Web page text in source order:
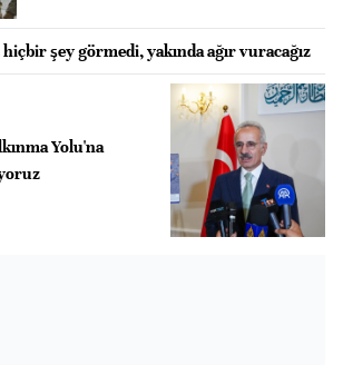
şey görmedi, yakında ağır vuracağız
Yolu'na